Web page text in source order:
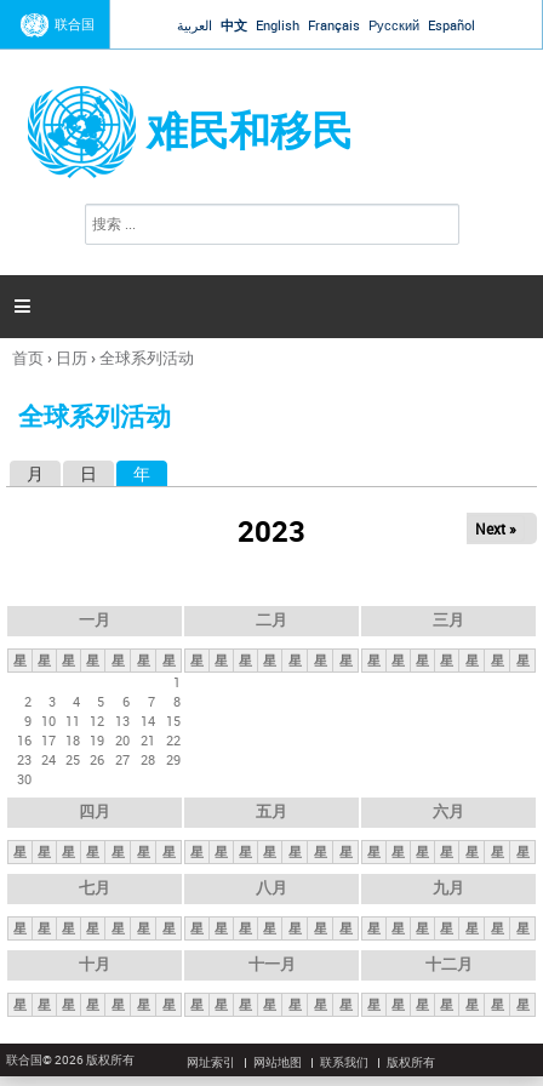
Jump to navigation
联合国 العربية 中文 English Français Русский Español
难民和移民
搜
索

你
这
首页› 日历›全球系列活动
全球系列活动
月 日 年
2023 Next »
一月
星 星 星 星 星 星
星
1
2
3 4 5 6 7
8
9 10 11 12 13 14
15
16 17 18 19 20 21
22
23 24 25 26 27 28 29
30
二月
星 星 星 星 星 星 星
三月
星 星 星 星 星 星 星
四月
星 星 星 星 星 星 星
五月
星 星 星 星 星 星 星
六月
星 星 星 星 星 星 星
七月
星 星 星 星 星 星 星
八月
星 星 星 星 星 星 星
九月
星 星 星 星 星 星 星
十月
星 星 星 星 星 星 星
十一月
星 星 星 星 星 星 星
十二月
星 星 星 星 星 星 星
联合国© 2026 版权所有 网址索引 网站地图 联系我们 版权所有